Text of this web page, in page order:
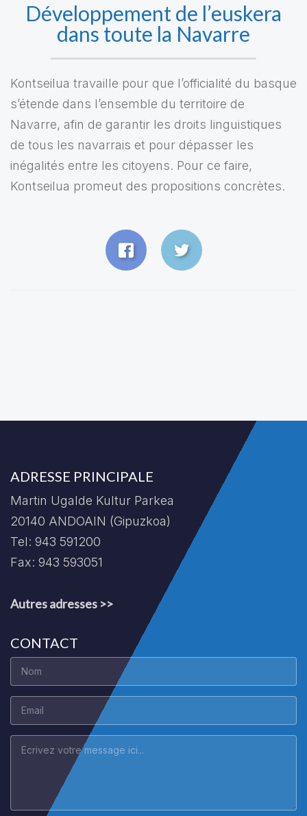
Développement de l’euskera
dans toute la Navarre
Kontseilua travaille pour que l’officialité du basque
s’étende dans l’ensemble du territoire de
Navarre, afin de garantir les droits linguistiques
de tous les navarrais et pour dépasser les
inégalités entre les citoyens. Pour ce faire,
Kontseilua promeut des propositions concrètes.
ADRESSE PRINCIPALE
Martin Ugalde Kultur Parkea
20140 ANDOAIN (Gipuzkoa)
Tel: 943 591200
Fax: 943 593051
Autres adresses >>
CONTACT